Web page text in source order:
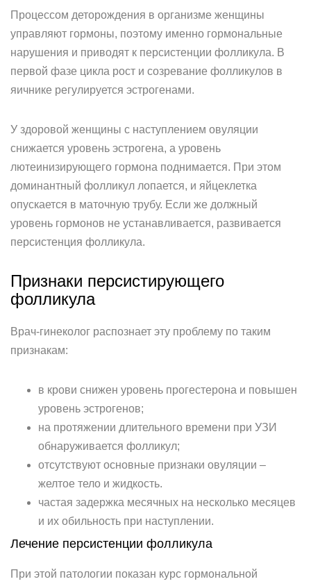
Процессом деторождения в организме женщины
управляют гормоны, поэтому именно гормональные
нарушения и приводят к персистенции фолликула. В
первой фазе цикла рост и созревание фолликулов в
яичнике регулируется эстрогенами.
У здоровой женщины с наступлением овуляции
снижается уровень эстрогена, а уровень
лютеинизирующего гормона поднимается. При этом
доминантный фолликул лопается, и яйцеклетка
опускается в маточную трубу. Если же должный
уровень гормонов не устанавливается, развивается
персистенция фолликула.
Признаки персистирующего
фолликула
Врач-гинеколог распознает эту проблему по таким
признакам:
в крови снижен уровень прогестерона и повышен
уровень эстрогенов;
на протяжении длительного времени при УЗИ
обнаруживается фолликул;
отсутствуют основные признаки овуляции –
желтое тело и жидкость.
частая задержка месячных на несколько месяцев
и их обильность при наступлении.
Лечение персистенции фолликула
При этой патологии показан курс гормональной